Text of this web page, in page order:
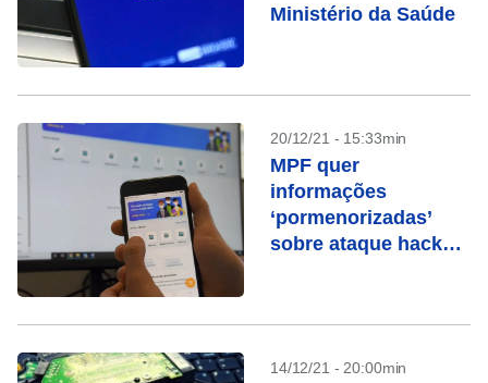
Ministério da Saúde
20/12/21 - 15:33min
MPF quer
informações
‘pormenorizadas’
sobre ataque hacker
14/12/21 - 20:00min